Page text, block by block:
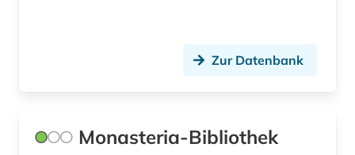
mittelfranken (1)
Zur Datenbank
Monasteria-Bibliothek